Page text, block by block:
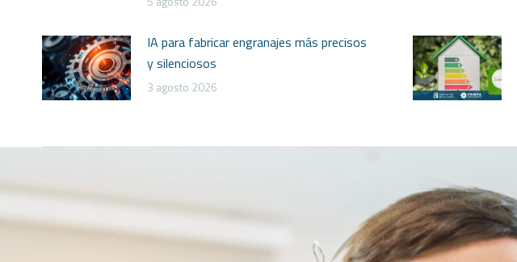
IA para fabricar engranajes más precisos
y silenciosos
3 agosto 2026